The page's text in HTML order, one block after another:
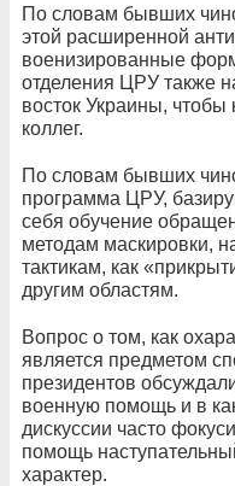
По словам бывших
этой расширенной
военизированные
отделения ЦРУ также
восток Украины, чтобы
коллег.
По словам бывших
программа ЦРУ,
себя обучение
методам маскировки,
тактикам, как
другим областям.
Вопрос о том, как
является предметом
президентов
военную помощь и в
дискуссии часто
помощь
характер.